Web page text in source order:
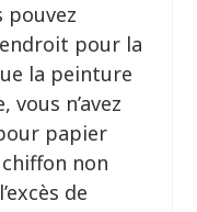
pour la
la peinture
n’avez
papier
chiffon non
de